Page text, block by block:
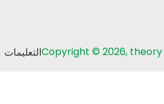
Copyright © 2026,التعليمات